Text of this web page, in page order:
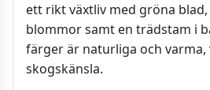
ett rikt växtliv med gröna
blommor samt en trädstam i
färger är naturliga och
skogskänsla.